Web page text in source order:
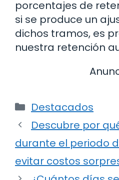
porcentajes de
si se produce un
dichos tramos, es
nuestra retención
Categorías
Destacados
Descubre por
durante el periodo
evitar costos